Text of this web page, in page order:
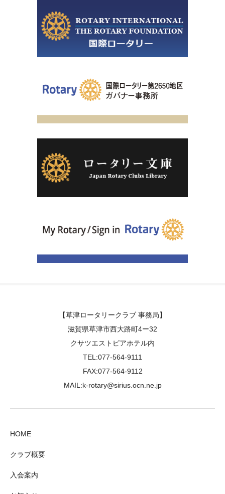
【草津ロータリークラブ 事務局】
滋賀県草津市西大路町4ー32
クサツエストピアホテル内
TEL:077-564-9111
FAX:077-564-9112
MAIL:k-rotary@sirius.ocn.ne.jp
HOME
クラブ概要
入会案内